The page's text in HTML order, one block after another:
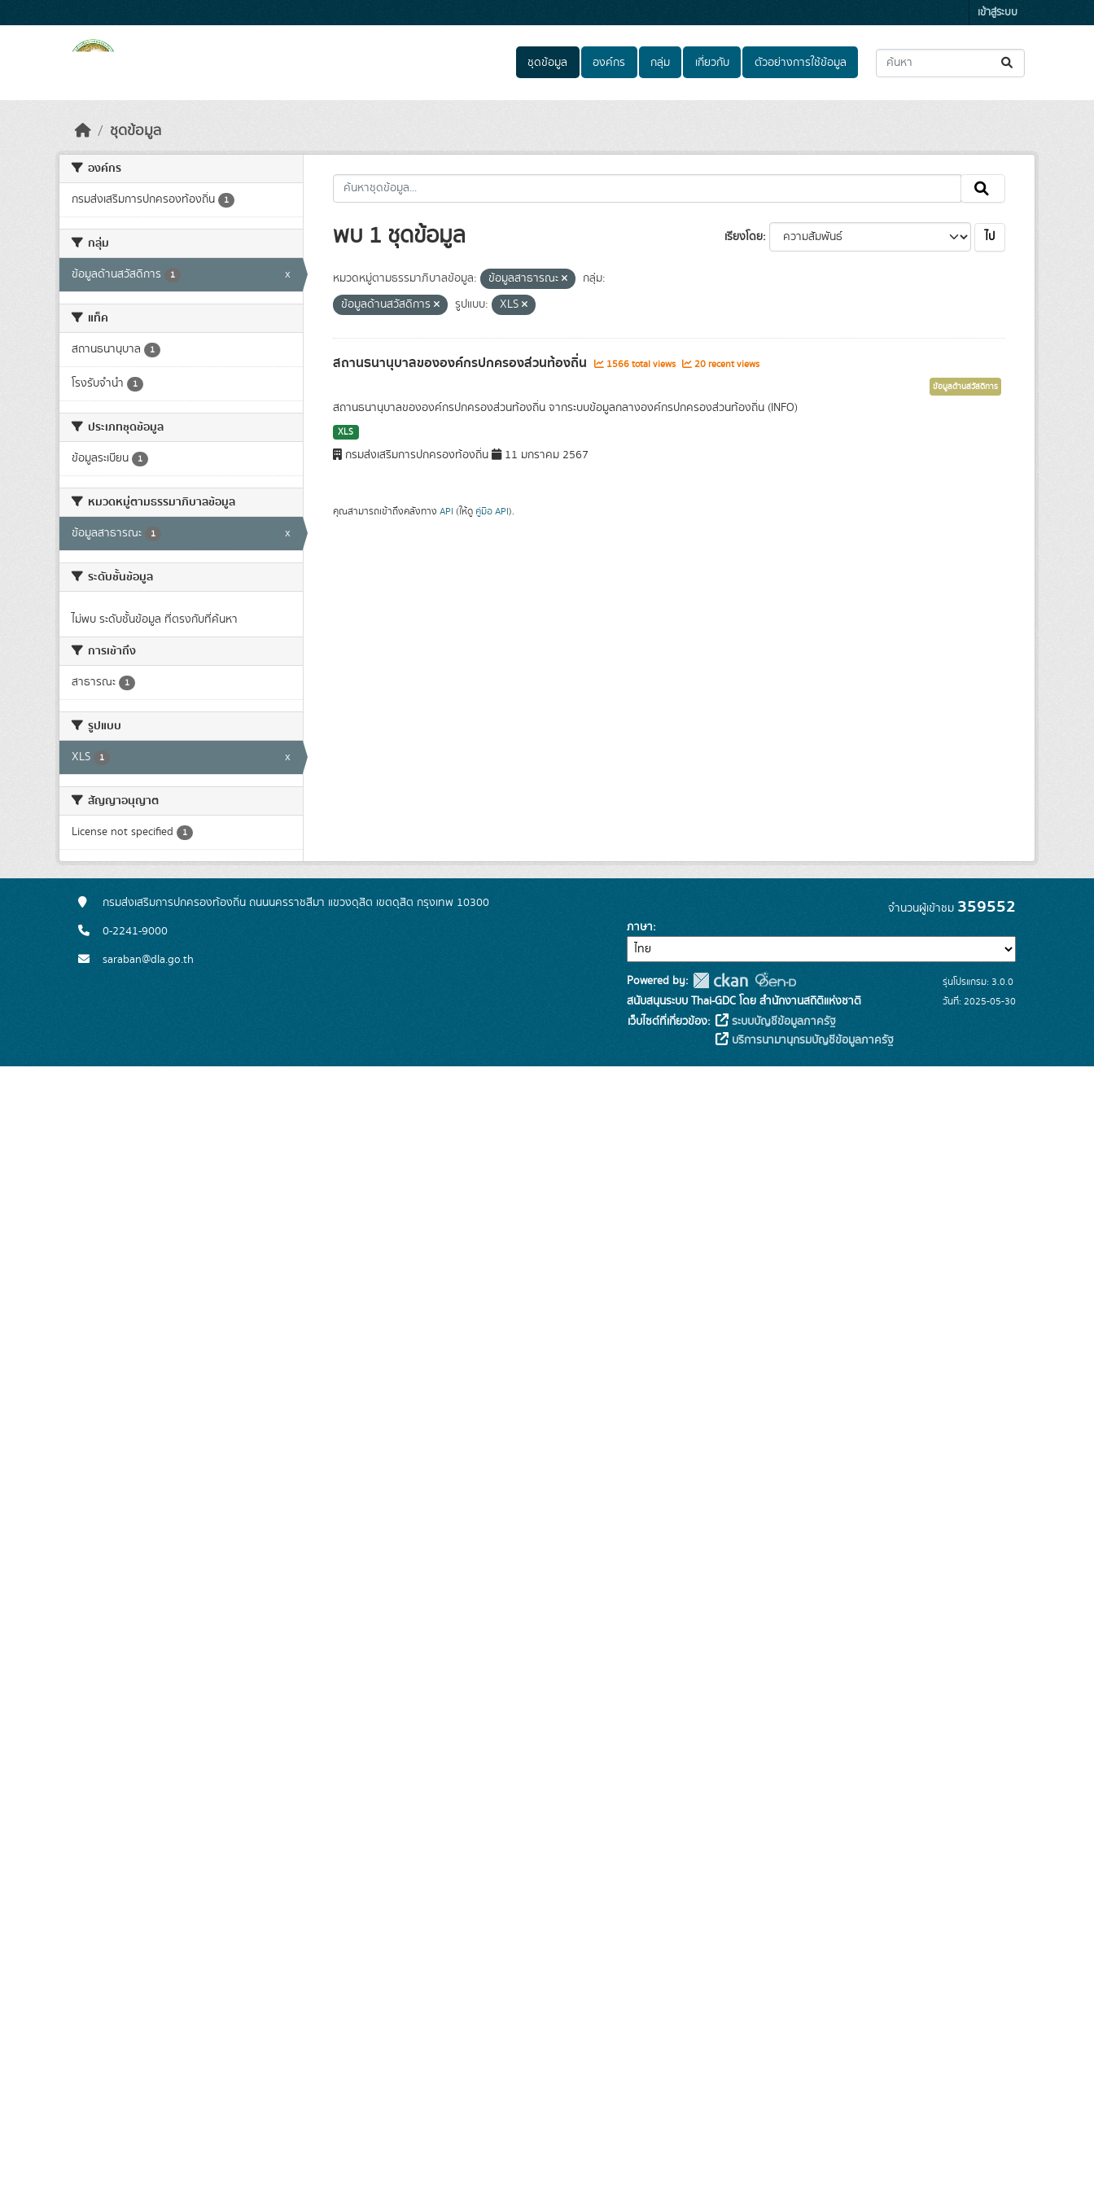
เข้าสู่ระบบ
ชุดข้อมูล องค์กร กลุ่ม เกี่ยวกับ ตัวอย่างการใช้ข้อมูล
ชุดข้อมูล
องค์กร
กรมส่งเสริมการปกครองท้องถิ่น 1
กลุ่ม
ข้อมูลด้านสวัสดิการ 1 x
แท็ค
สถานธนานุบาล 1
โรงรับจำนำ 1
ประเภทชุดข้อมูล
ข้อมูลระเบียน 1
หมวดหมู่ตามธรรมาภิบาลข้อมูล
ข้อมูลสาธารณะ 1 x
ระดับชั้นข้อมูล
ไม่พบ ระดับชั้นข้อมูล ที่ตรงกับที่ค้นหา
การเข้าถึง
สาธารณะ 1
รูปแบบ
XLS 1 x
สัญญาอนุญาต
License not specified 1
เรียงโดย ไป
พบ 1 ชุดข้อมูล
หมวดหมู่ตามธรรมาภิบาลข้อมูล: ข้อมูลสาธารณะ
กลุ่ม:
ข้อมูลด้านสวัสดิการ
รูปแบบ: XLS
สถานธนานุบาลขององค์กรปกครองส่วนท้องถิ่น 1566 total views 20 recent views
ข้อมูลด้านสวัสดิการ
สถานธนานุบาลขององค์กรปกครองส่วนท้องถิ่น จากระบบข้อมูลกลางองค์กรปกครองส่วนท้องถิ่น (INFO)
XLS
กรมส่งเสริมการปกครองท้องถิ่น 11 มกราคม 2567
คุณสามารถเข้าถึงคลังทาง API (ให้ดู คู่มือ API).
กรมส่งเสริมการปกครองท้องถิ่น ถนนนครราชสีมา แขวงดุสิต เขตดุสิต กรุงเทพ 10300
0-2241-9000
saraban@dla.go.th
จำนวนผู้เข้าชม 359552
ภาษา
Powered by:
สนับสนุนระบบ Thai-GDC โดย สำนักงานสถิติแห่งชาติ
เว็บไซต์ที่เกี่ยวข้อง:
ระบบบัญชีข้อมูลภาครัฐ
บริการนามานุกรมบัญชีข้อมูลภาครัฐ
รุ่นโปรแกรม: 3.0.0
วันที่: 2025-05-30